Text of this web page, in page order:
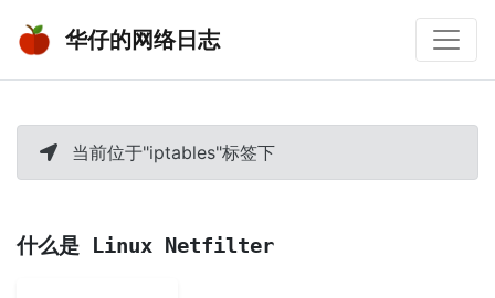
华仔的网络日志
当前位于"iptables"标签下
什么是 Linux Netfilter